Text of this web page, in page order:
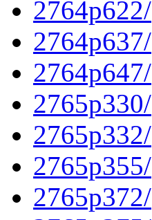
2764p622/
2764p637/
2764p647/
2765p330/
2765p332/
2765p355/
2765p372/